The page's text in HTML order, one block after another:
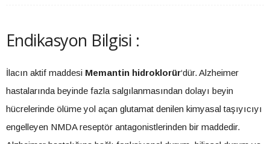
Endikasyon Bilgisi :
İlacın aktif maddesi Memantin hidroklorür‘dür. Alzheimer
hastalarında beyinde fazla salgılanmasından dolayı beyin
hücrelerinde ölüme yol açan glutamat denilen kimyasal taşıyıcıyı
engelleyen NMDA reseptör antagonistlerinden bir maddedir.